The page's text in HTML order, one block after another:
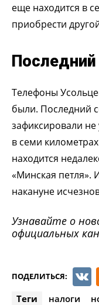
еще находится в
приобрести
Последний
Телефоны
были. Последний
зафиксировали не
в семи
находится
«Минская петля».
накануне
Узнавайте о
официальных
ПОДЕЛИТЬСЯ:
Теги налоги